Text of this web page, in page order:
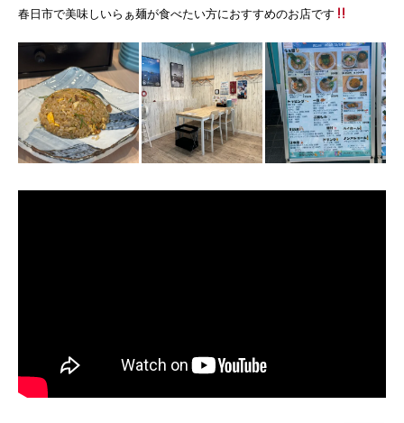
春日市で美味しいらぁ麺が食べたい方におすすめのお店です